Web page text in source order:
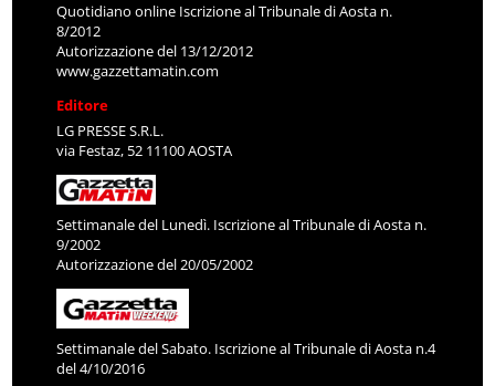
Quotidiano online Iscrizione al Tribunale di Aosta n.
8/2012
Autorizzazione del 13/12/2012
www.gazzettamatin.com
Editore
LG PRESSE S.R.L.
via Festaz, 52 11100 AOSTA
Settimanale del Lunedì. Iscrizione al Tribunale di Aosta n.
9/2002
Autorizzazione del 20/05/2002
Settimanale del Sabato. Iscrizione al Tribunale di Aosta n.4
del 4/10/2016